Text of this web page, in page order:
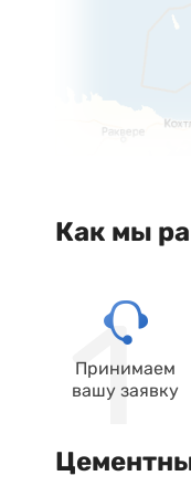
Как мы
Принимаем
вашу заявку